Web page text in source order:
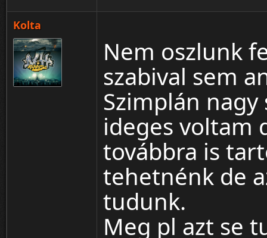
Kolta
Nem oszlunk
szabival sem
Szimplán
ideges voltam
továbbra is
tehetnénk de
tudunk.
Meg pl azt se